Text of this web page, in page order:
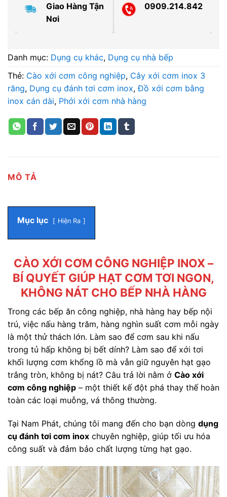
Giao Hàng Tận
Nơi
0909.214.842
Danh mục: Dụng cụ khác, Dụng cụ nhà bếp
Thẻ: Cào xới cơm công nghiệp, Cây xới cơm inox 3
răng, Dụng cụ đánh tơi cơm inox,Đồ xới cơm bằng
inox cán dài, Phới xới cơm nhà hàng
MÔ TẢ
Mục lục Hiện Ra
CÀO XỚI CƠM CÔNG NGHIỆP INOX –
BÍ QUYẾT GIÚP HẠT CƠM TƠI NGON,
KHÔNG NÁT CHO BẾP NHÀ HÀNG
Trong các bếp ăn công nghiệp, nhà hàng hay bếp nội
trú, việc nấu hàng trăm, hàng nghìn suất cơm mỗi ngày
là một thử thách lớn. Làm sao để cơm sau khi nấu
trong tủ hấp không bị bết dính? Làm sao để xới tơi
khối lượng cơm khổng lồ mà vẫn giữ nguyên hạt gạo
trắng tròn, không bị nát? Câu trả lời nằm ở Cào xới
cơm công nghiệp – một thiết kế đột phá thay thế hoàn
toàn các loại muỗng, vá thông thường.
Tại Nam Phát, chúng tôi mang đến cho bạn dòng dụng
cụ đánh tơi cơm inox chuyên nghiệp, giúp tối ưu hóa
công suất và đảm bảo chất lượng từng hạt gạo.